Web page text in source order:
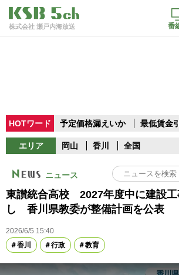
株式会社 瀬戸内海放送 番
HOTワード 予定価格漏えいか 最低賃金
エリア 岡山 香川 全国
ニュース
東讃統合高校 2027年度中に建設工
し 香川県教委が整備計画を公表
2026/6/5 15:40
香川
行政 教育